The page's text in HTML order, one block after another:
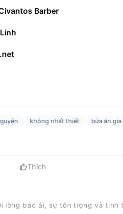
Barber
không nhất thiết bữa ăn
Thích
lòng bác ái, sự tôn trọng và tinh